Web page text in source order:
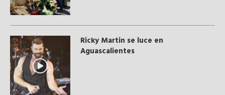
Ricky Martin se luce en
Aguascalientes